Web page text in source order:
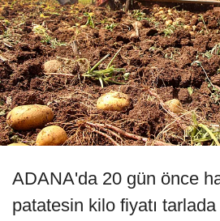
ADANA'da 20 gün önce
patatesin kilo fiyatı